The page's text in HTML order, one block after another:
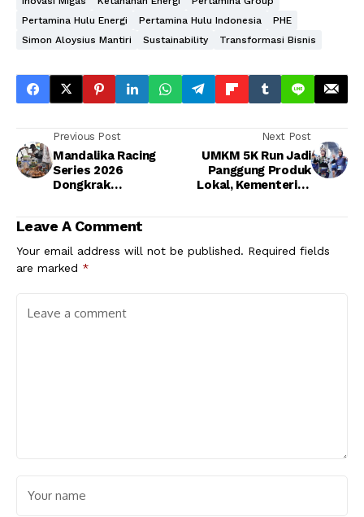
Pertamina Hulu Energi
Pertamina Hulu Indonesia
PHE
Simon Aloysius Mantiri
Sustainability Transformasi Bisnis
Previous Post
Mandalika Racing
Series 2026
Dongkrak
Lonjakan Penjualan
Next Post
UMKM 5K Run Jadi
Panggung Produk
Lokal, Kementerian
Leave A Comment
Your email address will not be published. Required fields
are marked *